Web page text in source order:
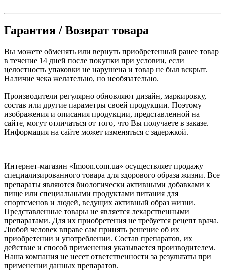
Гарантия / Возврат товара
Вы можете обменять или вернуть приобретенный ранее товар
в течение 14 дней после покупки при условии, если
целостность упаковки не нарушена и товар не был вскрыт.
Наличие чека желательно, но необязательно.
Производители регулярно обновляют дизайн, маркировку,
состав или другие параметры своей продукции. Поэтому
изображения и описания продукции, представленной на
сайте, могут отличаться от того, что Вы получаете в заказе.
Информация на сайте может изменяться с задержкой.
Интернет-магазин «Imoon.com.ua» осуществляет продажу
специализированного товара для здорового образа жизни. Все
препараты являются биологически активными добавками к
пище или специальными продуктами питания для
спортсменов и людей, ведущих активный образ жизни.
Представленные товары не является лекарственными
препаратами. Для их приобретения не требуется рецепт врача.
Любой человек вправе сам принять решение об их
приобретении и употреблении. Состав препаратов, их
действие и способ применения указывается производителем.
Наша компания не несет ответственности за результаты при
применении данных препаратов.